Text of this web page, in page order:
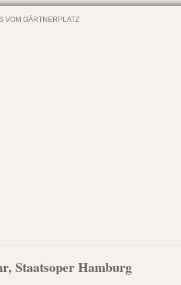
VOM GÄRTNERPLATZ
Staatsoper Hamburg